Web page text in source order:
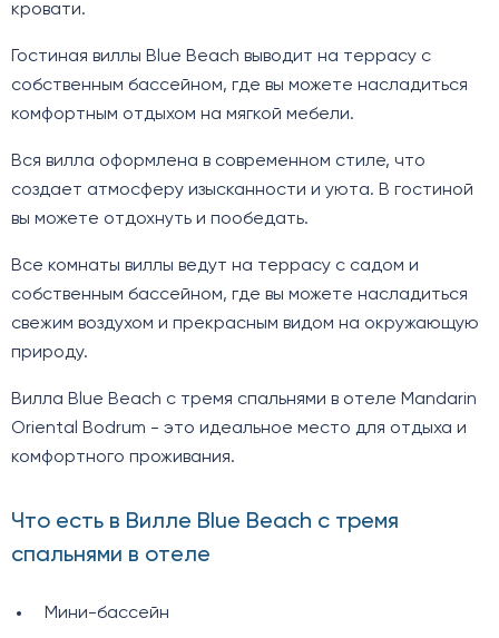
кровати.
Гостиная виллы Blue Beach выводит на террасу с
собственным бассейном, где вы можете насладиться
комфортным отдыхом на мягкой мебели.
Вся вилла оформлена в современном стиле, что
создает атмосферу изысканности и уюта. В гостиной
вы можете отдохнуть и пообедать.
Все комнаты виллы ведут на террасу с садом и
собственным бассейном, где вы можете насладиться
свежим воздухом и прекрасным видом на окружающую
природу.
Вилла Blue Beach с тремя спальнями в отеле Mandarin
Oriental Bodrum - это идеальное место для отдыха и
комфортного проживания.
Что есть в Вилле Blue Beach с тремя
спальнями в отеле
Мини-бассейн